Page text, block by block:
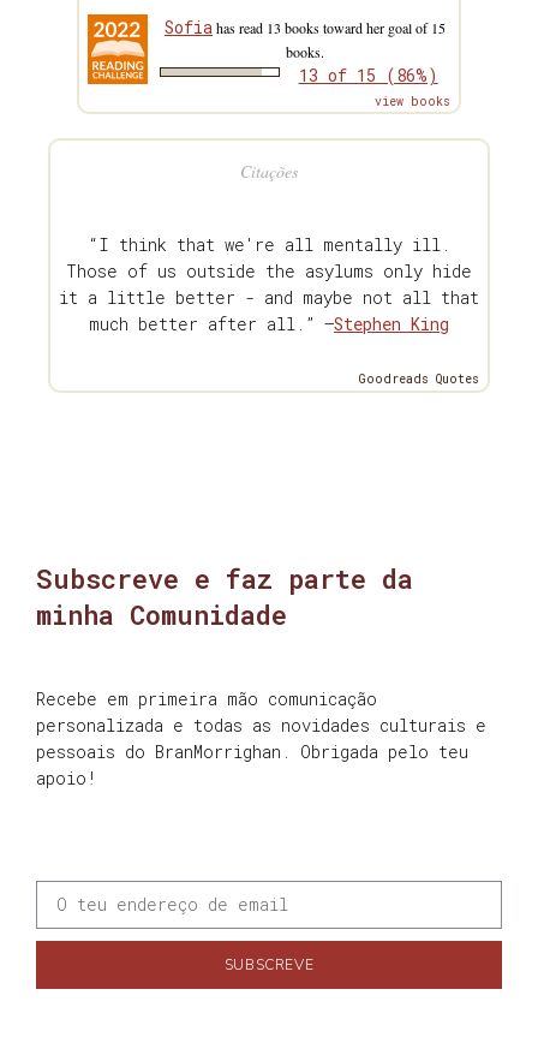
Sofia has read 13 books toward her goal of 15
books.
13 of 15 (86%)
view books
Citações
“I think that we're all mentally ill.
Those of us outside the asylums only hide
it a little better - and maybe not all that
much better after all.” —Stephen King
Goodreads Quotes
Subscreve e faz parte da
minha Comunidade
Recebe em primeira mão comunicação
personalizada e todas as novidades culturais e
pessoais do BranMorrighan. Obrigada pelo teu
apoio!
SUBSCREVE